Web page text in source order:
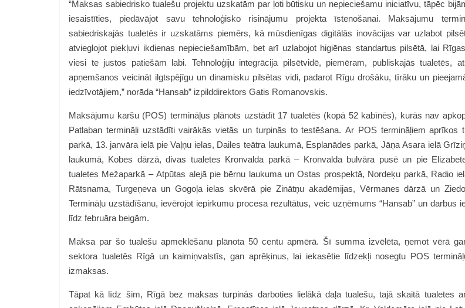
“Maksas sabiedrisko tualešu projektu uzskatām par ļoti būtisku un nepieciešamu iniciatīvu, tāpēc
iesaistīties, piedāvājot savu tehnoloģisko risinājumu projekta īstenošanai. Maksājumu
sabiedriskajās tualetēs ir uzskatāms piemērs, kā mūsdienīgas digitālās inovācijas var uzlabot
atvieglojot piekļuvi ikdienas nepieciešamībām, bet arī uzlabojot higiēnas standartus pilsētā, lai
viesi te justos patiešām labi. Tehnoloģiju integrācija pilsētvidē, piemēram, publiskajās tualetēs,
apņemšanos veicināt ilgtspējīgu un dinamisku pilsētas vidi, padarot Rīgu drošāku, tīrāku un
iedzīvotājiem,” norāda “Hansab” izpilddirektors Gatis Romanovskis.
Maksājumu karšu (POS) termināļus plānots uzstādīt 17 tualetēs (kopā 52 kabīnēs), kurās nav
Patlaban termināļi uzstādīti vairākās vietās un turpinās to testēšana. Ar POS termināļiem aprīkos
parkā, 13. janvāra ielā pie Vaļņu ielas, Dailes teātra laukumā, Esplanādes parkā, Jāņa Asara ielā
laukumā, Kobes dārzā, divas tualetes Kronvalda parkā – Kronvalda bulvāra pusē un pie
tualetes Mežaparkā – Atpūtas alejā pie bērnu laukuma un Ostas prospektā, Nordeķu parkā, Radio
Rātsnama, Turgeņeva un Gogoļa ielas skvērā pie Zinātņu akadēmijas, Vērmanes dārzā un
Termināļu uzstādīšanu, ievērojot iepirkumu procesa rezultātus, veic uzņēmums “Hansab” un darbus
līdz februāra beigām.
Maksa par šo tualešu apmeklēšanu plānota 50 centu apmērā. Šī summa izvēlēta, ņemot vērā
sektora tualetēs Rīgā un kaimiņvalstīs, gan aprēķinus, lai iekasētie līdzekļi nosegtu POS
izmaksas.
Tāpat kā līdz šim, Rīgā bez maksas turpinās darboties lielākā daļa tualešu, tajā skaitā tualetes